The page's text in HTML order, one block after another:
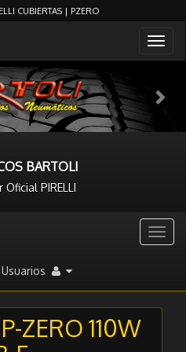
CUBIERTAS | PZERO
BARTOLI
PIRELLI
Usuarios
ZERO 110W